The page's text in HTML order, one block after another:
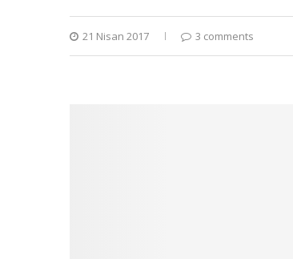
21 Nisan 2017 3 comments